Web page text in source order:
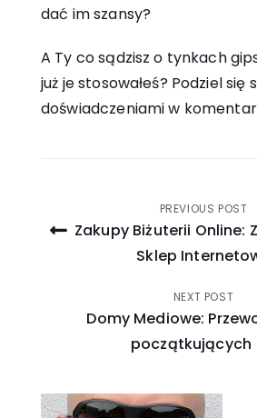
dać im szansy?
A Ty co sądzisz o tynkach
już je stosowałeś? Podziel się
doświadczeniami w
NawigacjaPREVIOUS POST
Zakupy Biżuterii Online:
Sklep
NEXT POST
Domy Mediowe:
początkujących